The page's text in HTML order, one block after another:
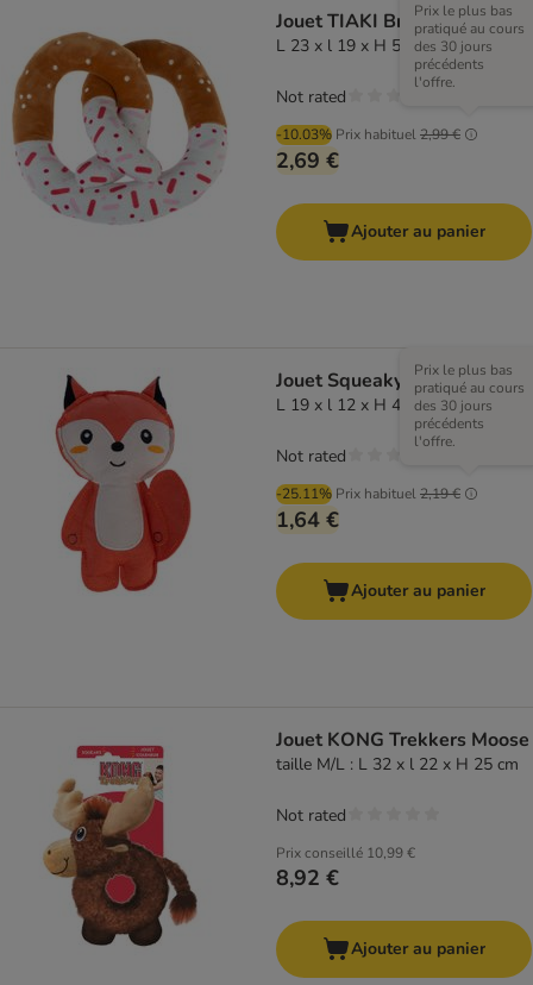
Jouet TIAKI Bretzel
L 23 x l 19 x H 5 cm
-10.03% Prix habituel2,99 €
Prix le plus bas
pratiqué au cours
des 30 jours
précédents
l'offre.
2,69 €
Not rated
Ajouter au panier
Jouet Squeaky Renard TIAKI
L 19 x l 12 x H 4 cm
-25.11% Prix habituel2,19 €
Prix le plus bas
pratiqué au cours
des 30 jours
précédents
l'offre.
1,64 €
Not rated
Ajouter au panier
Jouet KONG Trekkers Moose
taille M/L : L 32 x l 22 x H 25 cm
Prix conseillé 10,99 €
8,92 €
Not rated
Ajouter au panier